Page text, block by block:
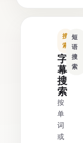
搜
索
字
幕
搜
索
按
单
词
或
短
语
搜
索